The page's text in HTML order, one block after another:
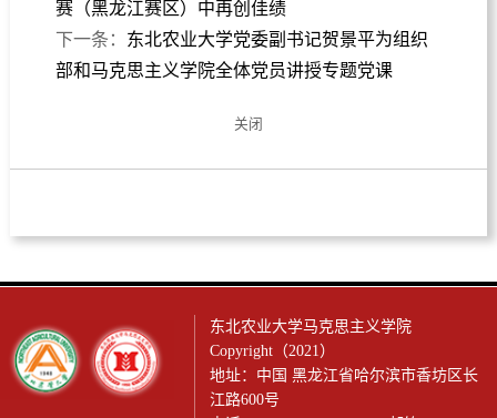
赛（黑龙江赛区）中再创佳绩
下一条： 东北农业大学党委副书记贺景平为组织
部和马克思主义学院全体党员讲授专题党课
关闭
东北农业大学马克思主义学院
Copyright（2021）
地址：中国 黑龙江省哈尔滨市香坊区长
江路600号